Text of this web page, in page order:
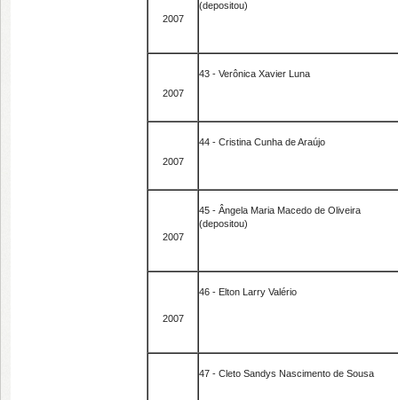
2007
(depositou)
2007
43 - Verônica Xavier Luna
2007
44 - Cristina Cunha de Araújo
2007
45 - Ângela Maria Macedo de Oliveira
(depositou)
2007
46 - Elton Larry Valério
47 - Cleto Sandys Nascimento de Sousa